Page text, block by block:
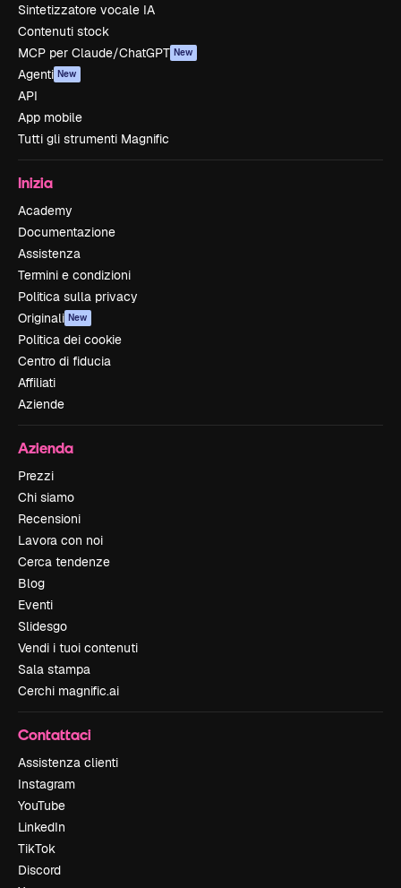
Sintetizzatore vocale IA
Contenuti stock
MCP per Claude/ChatGPT New
Agenti New
API
App mobile
Tutti gli strumenti Magnific
Inizia
Academy
Documentazione
Assistenza
Termini e condizioni
Politica sulla privacy
Originali New
Politica dei cookie
Centro di fiducia
Affiliati
Aziende
Azienda
Prezzi
Chi siamo
Recensioni
Lavora con noi
Cerca tendenze
Blog
Eventi
Slidesgo
Vendi i tuoi contenuti
Sala stampa
Cerchi magnific.ai
Contattaci
Assistenza clienti
Instagram
YouTube
LinkedIn
TikTok
Discord